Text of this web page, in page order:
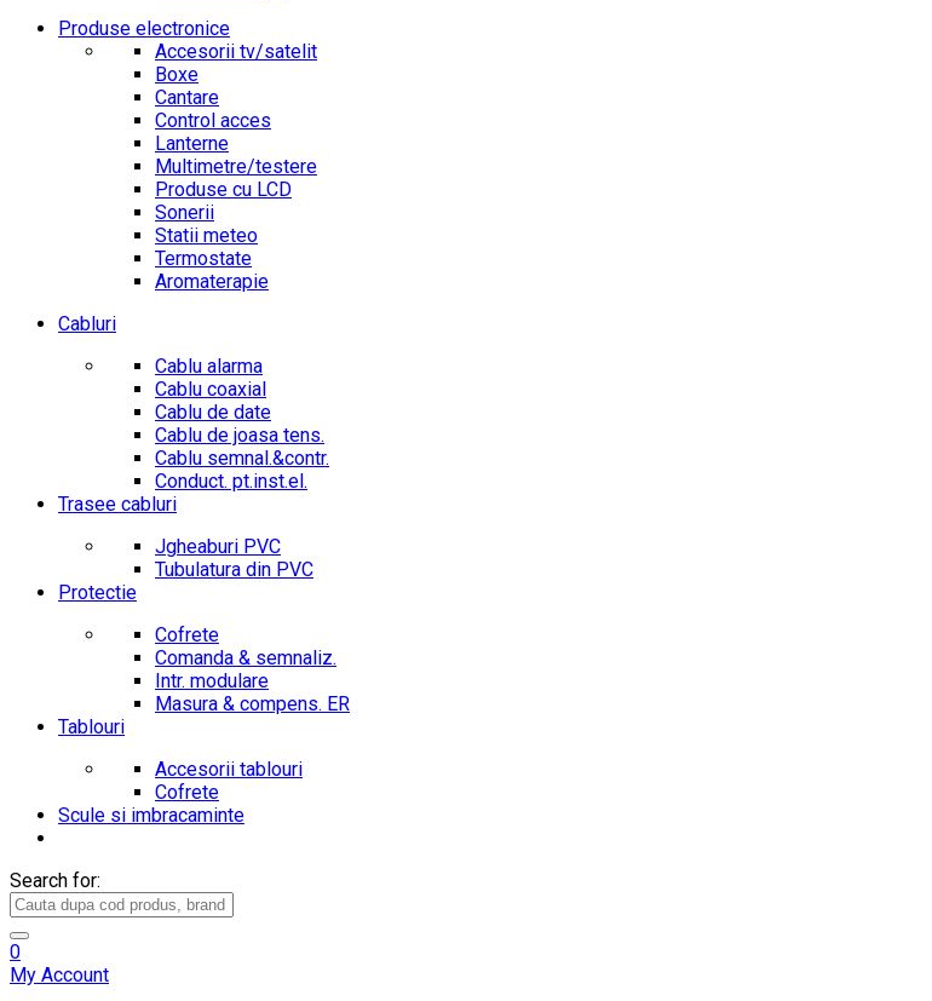
Produse electronice
Accesorii tv/satelit
Boxe
Cantare
Control acces
Lanterne
Multimetre/testere
Produse cu LCD
Sonerii
Statii meteo
Termostate
Aromaterapie
Cabluri
Cablu alarma
Cablu coaxial
Cablu de date
Cablu de joasa tens.
Cablu semnal.&contr.
Conduct. pt.inst.el.
Trasee cabluri
Jgheaburi PVC
Tubulatura din PVC
Protectie
Cofrete
Comanda & semnaliz.
Intr. modulare
Masura & compens. ER
Tablouri
Accesorii tablouri
Cofrete
Scule si imbracaminte
Search for:
0
My Account